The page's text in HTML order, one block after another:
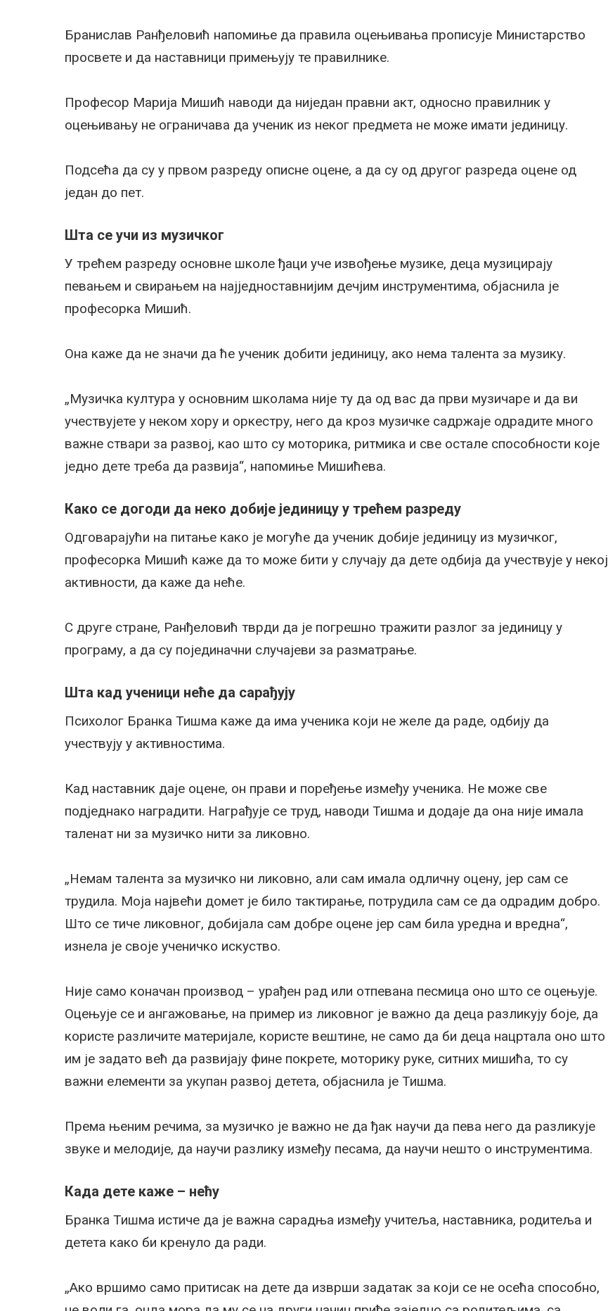
Бранислав Ранђеловић напомиње да правила оцењивања прописује Министарство
просвете и да наставници примењују те правилнике.
Професор Марија Мишић наводи да ниједан правни акт, односно правилник у
оцењивању не ограничава да ученик из неког предмета не може имати јединицу.
Подсећа да су у првом разреду описне оцене, а да су од другог разреда оцене од
један до пет.
Шта се учи из музичког
У трећем разреду основне школе ђаци уче извођење музике, деца музицирају
певањем и свирањем на најједноставнијим дечјим инструментима, објаснила је
професорка Мишић.
Она каже да не значи да ће ученик добити јединицу, ако нема талента за музику.
„Музичка култура у основним школама није ту да од вас да први музичаре и да ви
учествујете у неком хору и оркестру, него да кроз музичке садржаје одрадите много
важне ствари за развој, као што су моторика, ритмика и све остале способности које
једно дете треба да развија“, напомиње Мишићева.
Како се догоди да неко добије јединицу у трећем разреду
Одговарајући на питање како је могуће да ученик добије јединицу из музичког,
професорка Мишић каже да то може бити у случају да дете одбија да учествује у некој
активности, да каже да неће.
С друге стране, Ранђеловић тврди да је погрешно тражити разлог за јединицу у
програму, а да су појединачни случајеви за разматрање.
Шта кад ученици неће да сарађују
Психолог Бранка Тишма каже да има ученика који не желе да раде, одбију да
учествују у активностима.
Кад наставник даје оцене, он прави и поређење између ученика. Не може све
подједнако наградити. Награђује се труд, наводи Тишма и додаје да она није имала
таленат ни за музичко нити за ликовно.
„Немам талента за музичко ни ликовно, али сам имала одличну оцену, јер сам се
трудила. Моја највећи домет је било тактирање, потрудила сам се да одрадим добро.
Што се тиче ликовног, добијала сам добре оцене јер сам била уредна и вредна“,
изнела је своје ученичко искуство.
Није само коначан производ – урађен рад или отпевана песмица оно што се оцењује.
Оцењује се и ангажовање, на пример из ликовног је важно да деца разликују боје, да
користе различите материјале, користе вештине, не само да би деца нацртала оно што
им је задато већ да развијају фине покрете, моторику руке, ситних мишића, то су
важни елементи за укупан развој детета, објаснила је Тишма.
Према њеним речима, за музичко је важно не да ђак научи да пева него да разликује
звуке и мелодије, да научи разлику између песама, да научи нешто о инструментима.
Када дете каже – нећу
Бранка Тишма истиче да је важна сарадња између учитеља, наставника, родитеља и
детета како би кренуло да ради.
„Ако вршимо само притисак на дете да изврши задатак за који се не осећа способно,